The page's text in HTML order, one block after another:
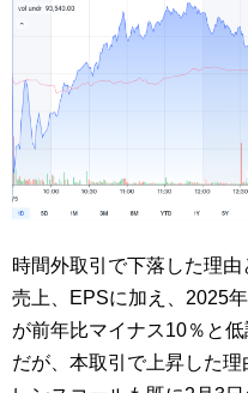
時間外取引で下落した理
売上、EPSに加え、2025
が前年比マイナス10％と
だが、本取引で上昇した